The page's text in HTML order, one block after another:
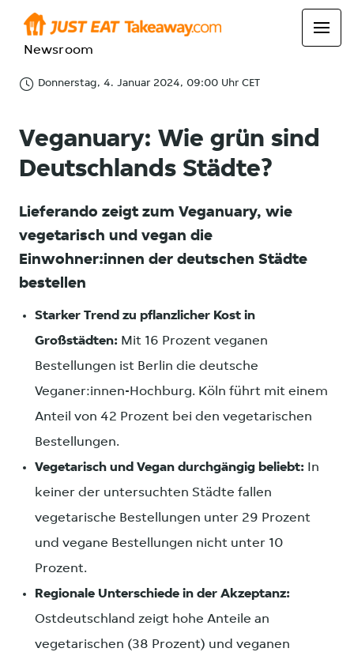
Newsroom
Donnerstag, 4. Januar 2024, 09:00 Uhr CET
Veganuary: Wie grün sind
Deutschlands Städte?
Lieferando zeigt zum Veganuary, wie
vegetarisch und vegan die
Einwohner:innen der deutschen Städte
bestellen
Starker Trend zu pflanzlicher Kost in
Großstädten: Mit 16 Prozent veganen
Bestellungen ist Berlin die deutsche
Veganer:innen-Hochburg. Köln führt mit einem
Anteil von 42 Prozent bei den vegetarischen
Bestellungen.
Vegetarisch und Vegan durchgängig beliebt: In
keiner der untersuchten Städte fallen
vegetarische Bestellungen unter 29 Prozent
und vegane Bestellungen nicht unter 10
Prozent.
Regionale Unterschiede in der Akzeptanz:
Ostdeutschland zeigt hohe Anteile an
vegetarischen (38 Prozent) und veganen